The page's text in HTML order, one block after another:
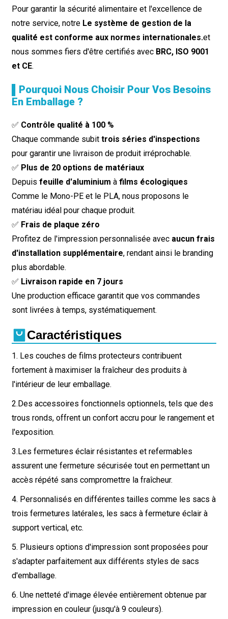
Pour garantir la sécurité alimentaire et l'excellence de
notre service, notre Le système de gestion de la
qualité est conforme aux normes internationales.et
nous sommes fiers d'être certifiés avec BRC, ISO 9001
et CE.
▌Pourquoi Nous Choisir Pour Vos Besoins
En Emballage ?
✅ Contrôle qualité à 100 %
Chaque commande subit trois séries d'inspections
pour garantir une livraison de produit irréprochable.
✅ Plus de 20 options de matériaux
Depuis feuille d'aluminium à films écologiques
Comme le Mono-PE et le PLA, nous proposons le
matériau idéal pour chaque produit.
✅ Frais de plaque zéro
Profitez de l'impression personnalisée avec aucun frais
d'installation supplémentaire, rendant ainsi le branding
plus abordable.
✅ Livraison rapide en 7 jours
Une production efficace garantit que vos commandes
sont livrées à temps, systématiquement.
Caractéristiques
1. Les couches de films protecteurs contribuent
fortement à maximiser la fraîcheur des produits à
l'intérieur de leur emballage.
2. Des accessoires fonctionnels optionnels, tels que des
trous ronds, offrent un confort accru pour le rangement et
l'exposition.
3. Les fermetures éclair résistantes et refermables
assurent une fermeture sécurisée tout en permettant un
accès répété sans compromettre la fraîcheur.
4. Personnalisés en différentes tailles comme les sacs à
trois fermetures latérales, les sacs à fermeture éclair à
support vertical, etc.
5. Plusieurs options d'impression sont proposées pour
s'adapter parfaitement aux différents styles de sacs
d'emballage.
6. Une netteté d'image élevée entièrement obtenue par
impression en couleur (jusqu'à 9 couleurs).